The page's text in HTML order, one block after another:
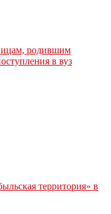
родившим
в вуз
территория» в